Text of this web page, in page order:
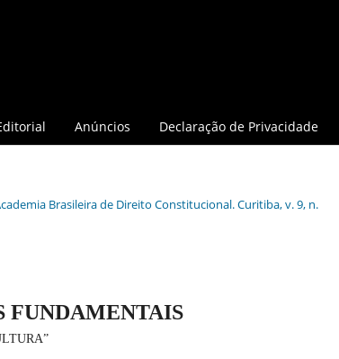
Anúncios Declaração de Privacidade
Brasileira de Direito Constitucional. Curitiba, v. 9, n.
FUNDAMENTAIS